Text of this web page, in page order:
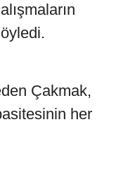
Çakmak,
her